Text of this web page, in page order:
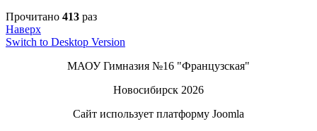
Прочитано 413 раз
Наверх
Switch to Desktop Version
МАОУ Гимназия №16 "Французская"
Новосибирск 2026
Сайт использует платформу Joomla